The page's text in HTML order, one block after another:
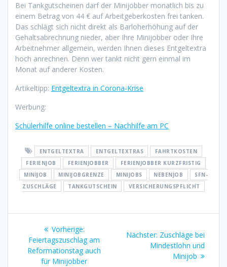
Bei Tankgutscheinen darf der Minijobber monatlich bis zu
einem Betrag von 44 € auf Arbeitgeberkosten frei tanken.
Das schlägt sich nicht direkt als Barloherhöhung auf der
Gehaltsabrechnung nieder, aber Ihre Minijobber oder Ihre
Arbeitnehmer allgemein, werden Ihnen dieses Entgeltextra
hoch anrechnen. Denn wer tankt nicht gern einmal im
Monat auf anderer Kosten.
Artikeltipp: Entgeltextra in Corona-Krise
Werbung:
Schülerhilfe online bestellen – Nachhilfe am PC
ENTGELTEXTRA ENTGELTEXTRAS
FAHRTKOSTEN
FERIENJOB
FERIENJOBBER
FERIENJOBBER KURZFRISTIG
MINIJOB
MINIJOBGRENZE MINIJOBS NEBENJOB
SFN-
ZUSCHLÄGE
TANKGUTSCHEIN VERSICHERUNGSPFLICHT
Beitragsnavigation
Vorherige:Vorheriger
Beitrag:
Feiertagszuschlag am
Reformationstag auch
für Minijobber
Nächster: Nächster
Beitrag:
Zuschläge bei
Mindestlohn und
Minijob